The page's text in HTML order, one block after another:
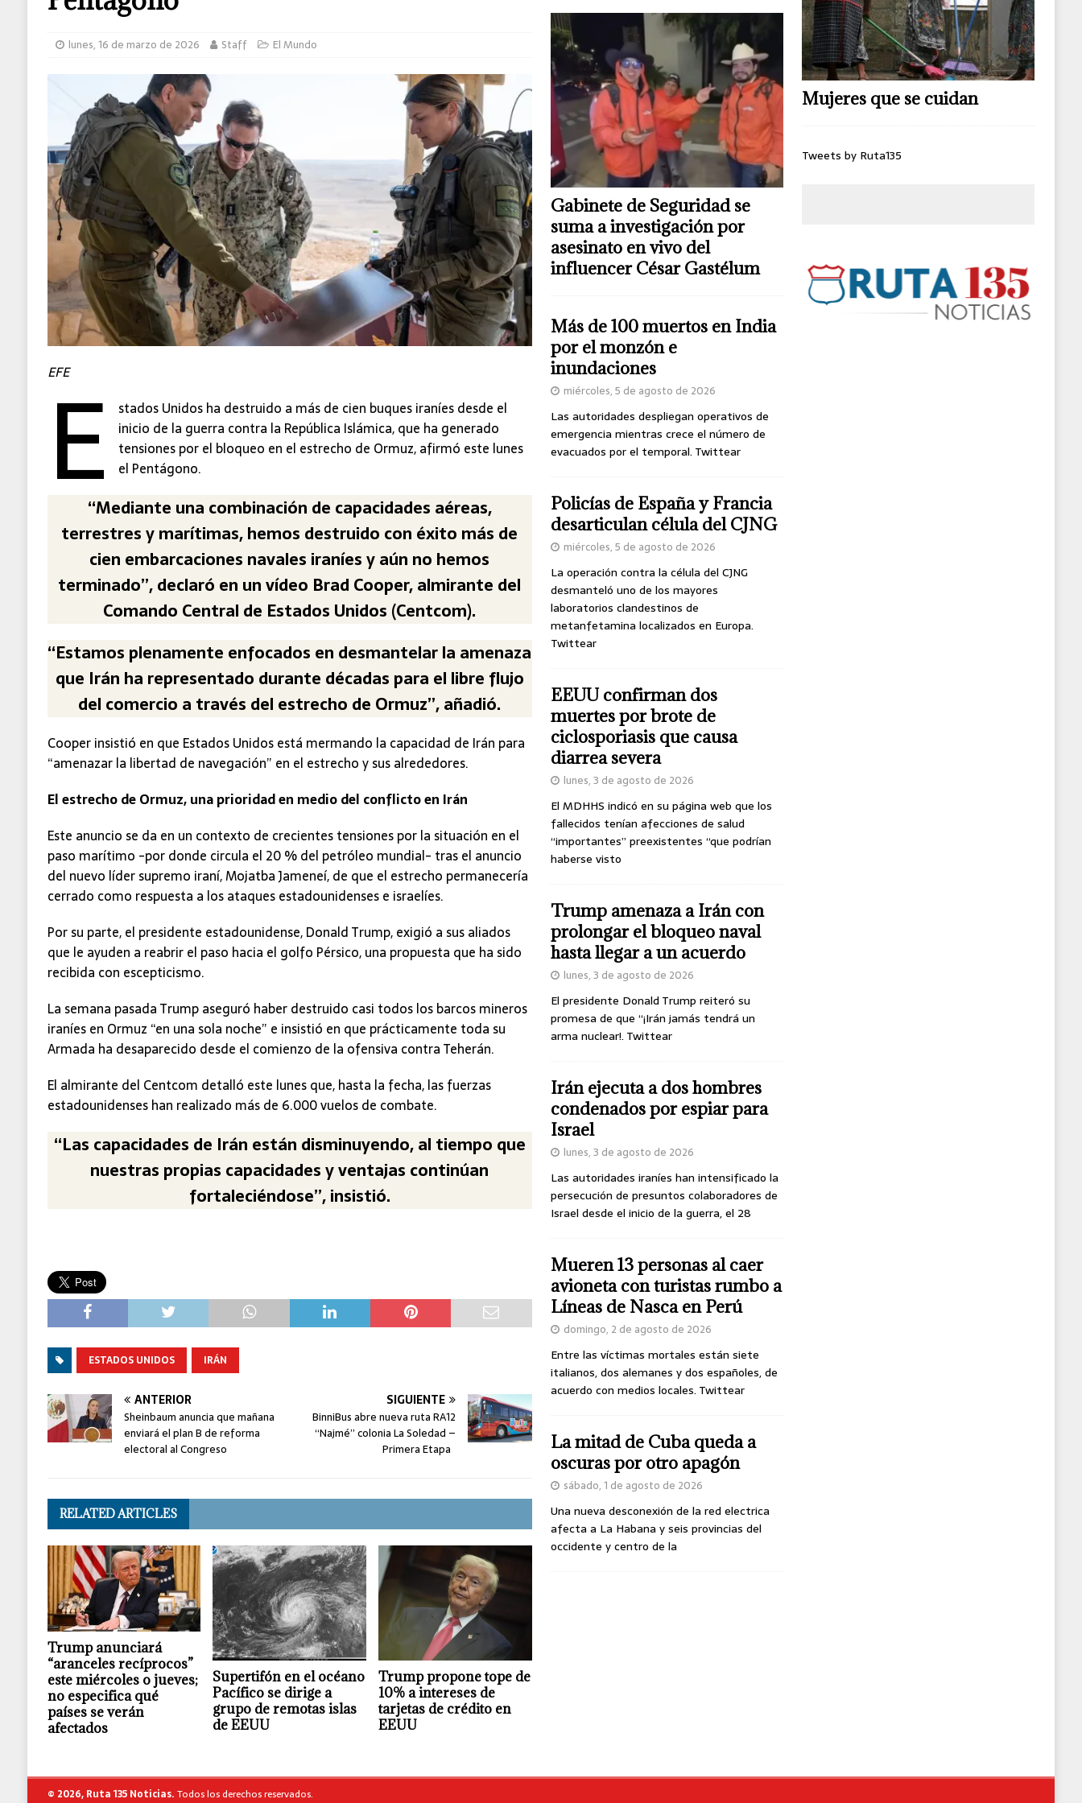
lunes, 16 de marzo de 2026 Staff El Mundo
EFEE
stados Unidos ha destruido a más de cien buques iraníes desde el
inicio de la guerra contra la República Islámica, que ha generado
tensiones por el bloqueo en el estrecho de Ormuz, afirmó este lunes
el Pentágono.
“Mediante una combinación de capacidades aéreas,
terrestres y marítimas, hemos destruido con éxito más de
cien embarcaciones navales iraníes y aún no hemos
terminado”, declaró en un vídeo Brad Cooper, almirante del
Comando Central de Estados Unidos (Centcom).
“Estamos plenamente enfocados en desmantelar la amenaza
que Irán ha representado durante décadas para el libre flujo
del comercio a través del estrecho de Ormuz”, añadió.
Cooper insistió en que Estados Unidos está mermando la capacidad de Irán para
“amenazar la libertad de navegación” en el estrecho y sus alrededores.
El estrecho de Ormuz, una prioridad en medio del conflicto en Irán
Este anuncio se da en un contexto de crecientes tensiones por la situación en el
paso marítimo -por donde circula el 20 % del petróleo mundial- tras el anuncio
del nuevo líder supremo iraní, Mojatba Jameneí, de que el estrecho permanecería
cerrado como respuesta a los ataques estadounidenses e israelíes.
Por su parte, el presidente estadounidense, Donald Trump, exigió a sus aliados
que le ayuden a reabrir el paso hacia el golfo Pérsico, una propuesta que ha sido
recibida con escepticismo.
La semana pasada Trump aseguró haber destruido casi todos los barcos mineros
iraníes en Ormuz “en una sola noche” e insistió en que prácticamente toda su
Armada ha desaparecido desde el comienzo de la ofensiva contra Teherán.
El almirante del Centcom detalló este lunes que, hasta la fecha, las fuerzas
estadounidenses han realizado más de 6.000 vuelos de combate.
“Las capacidades de Irán están disminuyendo, al tiempo que
nuestras propias capacidades y ventajas continúan
fortaleciéndose”, insistió.
ESTADOS UNIDOS IRÁN
ANTERIOR
Sheinbaum anuncia que mañana
enviará el plan B de reforma
electoral al Congreso
SIGUIENTE
BinniBus abre nueva ruta RA12
“Najmé” colonia La Soledad –
Primera Etapa
RELATED ARTICLES
Trump anunciará
“aranceles recíprocos”
este miércoles o jueves;
no especifica qué
países se verán
afectados
Supertifón en el océano
Pacífico se dirige a
grupo de remotas islas
de EEUU
Trump propone tope de
10% a intereses de
tarjetas de crédito en
EEUU
Gabinete de Seguridad se
suma a investigación por
asesinato en vivo del
influencer César Gastélum
Más de 100 muertos en India
por el monzón e
inundaciones
miércoles, 5 de agosto de 2026
Las autoridades despliegan operativos de
emergencia mientras crece el número de
evacuados por el temporal. Twittear
Policías de España y Francia
desarticulan célula del CJNG
miércoles, 5 de agosto de 2026
La operación contra la célula del CJNG
desmanteló uno de los mayores
laboratorios clandestinos de
metanfetamina localizados en Europa.
Twittear
EEUU confirman dos
muertes por brote de
ciclosporiasis que causa
diarrea severa
lunes, 3 de agosto de 2026
El MDHHS indicó en su página web que los
fallecidos tenían afecciones de salud
“importantes” preexistentes “que podrían
haberse visto
Trump amenaza a Irán con
prolongar el bloqueo naval
hasta llegar a un acuerdo
lunes, 3 de agosto de 2026
El presidente Donald Trump reiteró su
promesa de que “¡Irán jamás tendrá un
arma nuclear!. Twittear
Irán ejecuta a dos hombres
condenados por espiar para
Israel
lunes, 3 de agosto de 2026
Las autoridades iraníes han intensificado la
persecución de presuntos colaboradores de
Israel desde el inicio de la guerra, el 28
Mueren 13 personas al caer
avioneta con turistas rumbo a
Líneas de Nasca en Perú
domingo, 2 de agosto de 2026
Entre las víctimas mortales están siete
italianos, dos alemanes y dos españoles, de
acuerdo con medios locales. Twittear
La mitad de Cuba queda a
oscuras por otro apagón
sábado, 1 de agosto de 2026
Una nueva desconexión de la red electrica
afecta a La Habana y seis provincias del
occidente y centro de la
Mujeres que se cuidan
Tweets by Ruta135
© 2026, Ruta 135 Noticias. Todos los derechos reservados.